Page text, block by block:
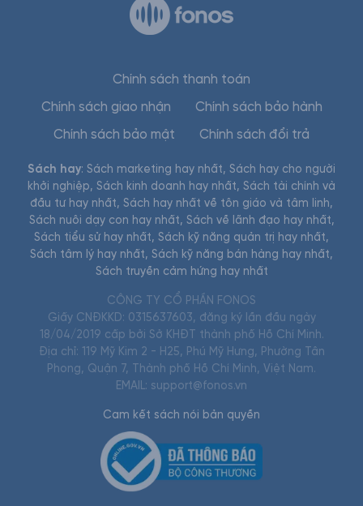
Chính sách thanh toán
Chính sách giao nhận
Chính sách bảo hành
Chính sách bảo mật
Chính sách đổi trả
Sách hay: Sách marketing hay nhất, Sách hay cho người
khởi nghiệp, Sách kinh doanh hay nhất, Sách tài chính và
đầu tư hay nhất, Sách hay nhất về tôn giáo và tâm linh,
Sách nuôi dạy con hay nhất, Sách về lãnh đạo hay nhất,
Sách tiểu sử hay nhất, Sách kỹ năng quản trị hay nhất,
Sách tâm lý hay nhất, Sách kỹ năng bán hàng hay nhất,
Sách truyền cảm hứng hay nhất
CÔNG TY CỔ PHẦN FONOS
Giấy CNĐKKD: 0315637603, đăng ký lần đầu ngày
18/04/2019 cấp bởi Sở KHĐT thành phố Hồ Chí Minh.
Địa chỉ: 119 Mỹ Kim 2 - H25, Phú Mỹ Hưng, Phường Tân
Phong, Quận 7, Thành phố Hồ Chí Minh, Việt Nam.
EMAIL: support@fonos.vn
Cam kết sách nói bản quyền